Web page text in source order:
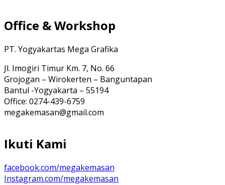
Office & Workshop
PT. Yogyakartas Mega Grafika
Jl. Imogiri Timur Km. 7, No. 66
Grojogan – Wirokerten – Banguntapan
Bantul -Yogyakarta – 55194
Office: 0274-439-6759
megakemasan@gmail.com
Ikuti Kami
facebook.com/megakemasan
Instagram.com/megakemasan